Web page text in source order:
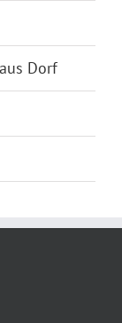
Dorf